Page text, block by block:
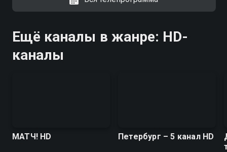
Ещё каналы в жанре: HD-
каналы
МАТЧ! HD Петербург – 5 канал HD